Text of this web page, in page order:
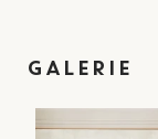
GALERIE